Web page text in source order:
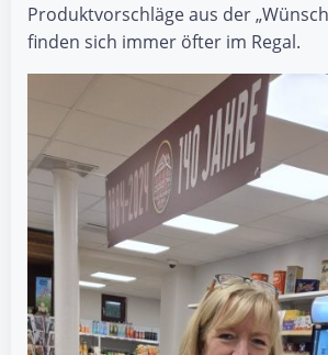
Produktvorschläge aus der
finden sich immer öfter im Regal.